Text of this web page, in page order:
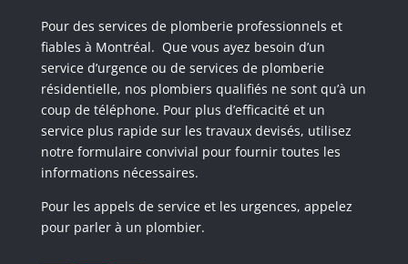
Pour des services de plomberie professionnels et
fiables à Montréal. Que vous ayez besoin d’un
service d’urgence ou de services de plomberie
résidentielle, nos plombiers qualifiés ne sont qu’à un
coup de téléphone. Pour plus d’efficacité et un
service plus rapide sur les travaux devisés, utilisez
notre formulaire convivial pour fournir toutes les
informations nécessaires.
Pour les appels de service et les urgences, appelez
pour parler à un plombier.